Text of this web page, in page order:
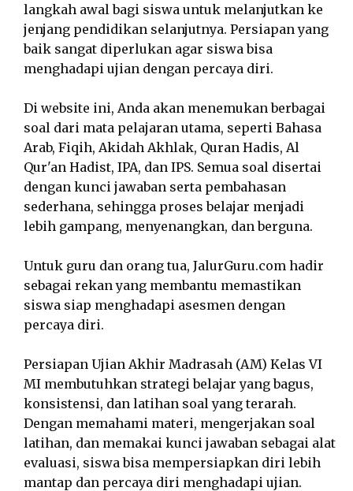
langkah awal bagi siswa untuk melanjutkan ke
jenjang pendidikan selanjutnya. Persiapan yang
baik sangat diperlukan agar siswa bisa
menghadapi ujian dengan percaya diri.
Di website ini, Anda akan menemukan berbagai
soal dari mata pelajaran utama, seperti Bahasa
Arab, Fiqih, Akidah Akhlak, Quran Hadis, Al
Qur'an Hadist, IPA, dan IPS. Semua soal disertai
dengan kunci jawaban serta pembahasan
sederhana, sehingga proses belajar menjadi
lebih gampang, menyenangkan, dan berguna.
Untuk guru dan orang tua, JalurGuru.com hadir
sebagai rekan yang membantu memastikan
siswa siap menghadapi asesmen dengan
percaya diri.
Persiapan Ujian Akhir Madrasah (AM) Kelas VI
MI membutuhkan strategi belajar yang bagus,
konsistensi, dan latihan soal yang terarah.
Dengan memahami materi, mengerjakan soal
latihan, dan memakai kunci jawaban sebagai alat
evaluasi, siswa bisa mempersiapkan diri lebih
mantap dan percaya diri menghadapi ujian.